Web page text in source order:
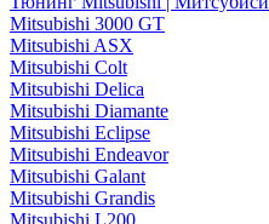
Mitsubishi 3000 GT
Mitsubishi ASX
Mitsubishi Colt
Mitsubishi Delica
Mitsubishi Diamante
Mitsubishi Eclipse
Mitsubishi Endeavor
Mitsubishi Galant
Mitsubishi Grandis
Mitsubishi L200